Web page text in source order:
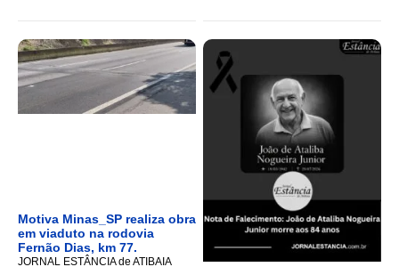
Motiva Minas_SP realiza obra
em viaduto na rodovia
Fernão Dias, km 77.
JORNAL ESTÂNCIA de ATIBAIA